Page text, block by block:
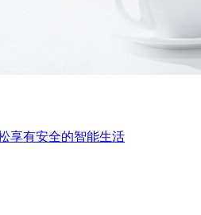
享有安全的智能生活